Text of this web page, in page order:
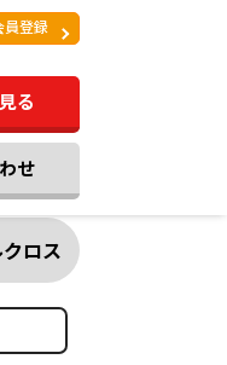
員登録
る
せ
ロス